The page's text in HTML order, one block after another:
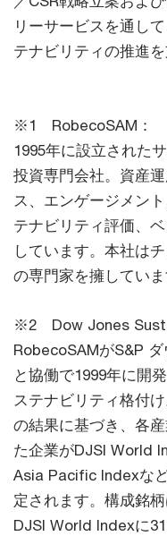
リーサービスを通し
テナビリティの推進を
※1 RobecoSAM：
1995年に設立された
投資専門会社。資産
ス、エンゲージメン
テナビリティ評価、
しています。本社は
の専門家を擁していま
※2 Dow Jones
RobecoSAMがS&P
と協働で1999年に開
ステナビリティ格付
の結果に基づき、各
た企業がDJSI World
Asia Pacific Indexな
定されます。構成銘
DJSI World Indexに